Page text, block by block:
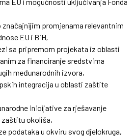
EU i mogućnosti uključivanja Fonda
promjenama relevantnim
EU i BiH,
sa pripremom projekata iz oblasti
za financiranje sredstvima
međunarodnih izvora,
integracija u oblasti zaštite
inicijative za rješavanje
zaštitu okoliša,
podataka u okviru svog djelokruga,